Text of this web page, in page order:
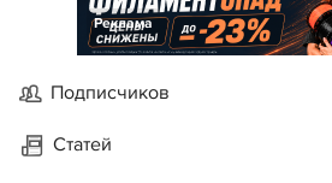
Реклама
Подписчиков
Статей